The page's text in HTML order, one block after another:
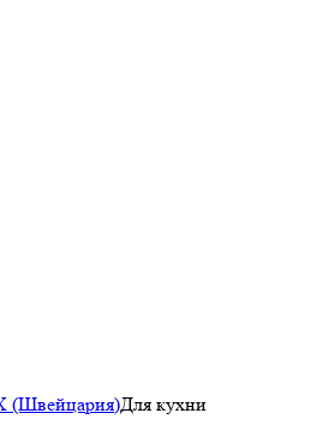
(Швейцария)Для кухни